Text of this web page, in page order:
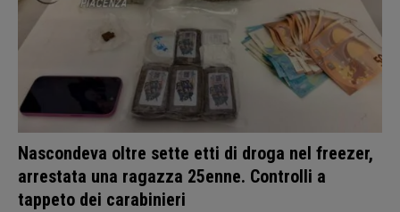
Nascondeva oltre sette etti di droga nel freezer,
arrestata una ragazza 25enne. Controlli a
tappeto dei carabinieri